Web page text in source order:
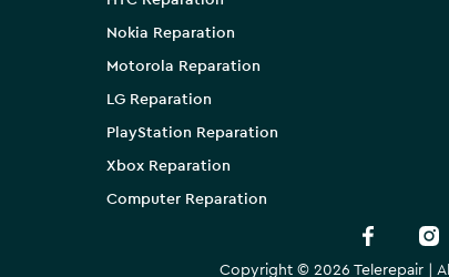
Nokia Reparation
Motorola Reparation
LG Reparation
PlayStation Reparation
Xbox Reparation
Computer Reparation
Copyright © 2026 Telerepair |